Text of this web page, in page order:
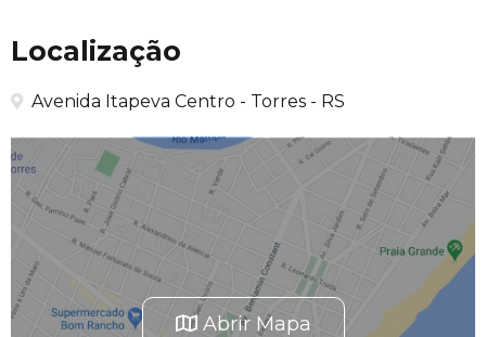
Localização
Avenida Itapeva Centro - Torres - RS
Abrir Mapa